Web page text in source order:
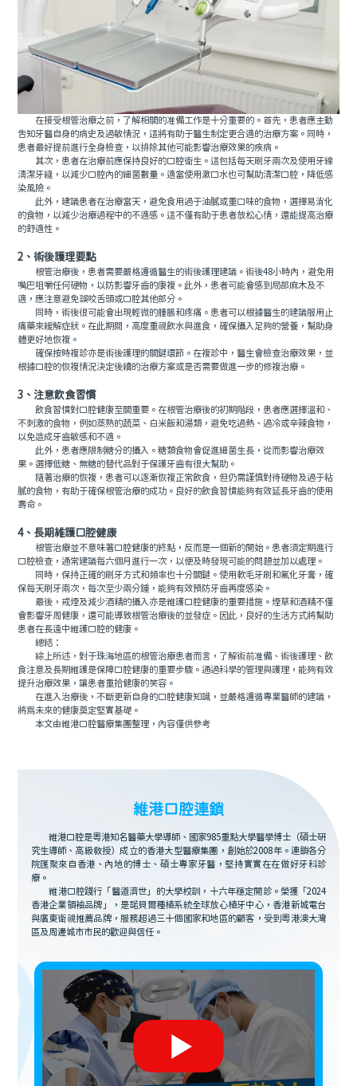
在接受根管治療之前，了解相關的准備工作是十分重要的。首先，患者應主動
告知牙醫自身的病史及過敏情況，這將有助于醫生制定更合適的治療方案。同時，
患者最好提前進行全身檢查，以排除其他可能影響治療效果的疾病。
其次，患者在治療前應保持良好的口腔衛生。這包括每天刷牙兩次及使用牙線
清潔牙縫，以減少口腔內的細菌數量。適當使用漱口水也可幫助清潔口腔，降低感
染風險。
此外，建議患者在治療當天，避免食用過于油膩或重口味的食物，選擇易消化
的食物，以減少治療過程中的不適感。這不僅有助于患者放松心情，還能提高治療
的舒適性。
2、術後護理要點
根管治療後，患者需要嚴格遵循醫生的術後護理建議。術後48小時內，避免用
嘴巴咀嚼任何硬物，以防影響牙齒的康複。此外，患者可能會感到局部麻木及不
適，應注意避免誤咬舌頭或口腔其他部分。
同時，術後很可能會出現輕微的腫脹和疼痛。患者可以根據醫生的建議服用止
痛藥來緩解症狀。在此期間，高度重視飲水與進食，確保攝入足夠的營養，幫助身
體更好地恢複。
確保按時複診亦是術後護理的關鍵環節。在複診中，醫生會檢查治療效果，並
根據口腔的恢複情況決定後續的治療方案或是否需要做進一步的修複治療。
3、注意飲食習慣
飲食習慣對口腔健康至關重要。在根管治療後的初期階段，患者應選擇溫和、
不刺激的食物，例如蒸熟的蔬菜、白米飯和湯類，避免吃過熱、過冷或辛辣食物，
以免造成牙齒敏感和不適。
此外，患者應限制糖分的攝入。糖類食物會促進細菌生長，從而影響治療效
果。選擇低糖、無糖的替代品對于保護牙齒有很大幫助。
隨著治療的恢複，患者可以逐漸恢複正常飲食，但仍需謹慎對待硬物及過于粘
膩的食物，有助于確保根管治療的成功。良好的飲食習慣能夠有效延長牙齒的使用
壽命。
4、長期維護口腔健康
根管治療並不意味著口腔健康的終點，反而是一個新的開始。患者須定期進行
口腔檢查，通常建議每六個月進行一次，以便及時發現可能的問題並加以處理。
同時，保持正確的刷牙方式和頻率也十分關鍵。使用軟毛牙刷和氟化牙膏，確
保每天刷牙兩次，每次至少兩分鍾，能夠有效預防牙齒再度感染。
最後，戒煙及減少酒精的攝入亦是維護口腔健康的重要措施。煙草和酒精不僅
會影響牙周健康，還可能導致根管治療後的並發症。因此，良好的生活方式將幫助
患者在長遠中維護口腔的健康。
總結：
綜上所述，對于珠海地區的根管治療患者而言，了解術前准備、術後護理、飲
食注意及長期維護是保障口腔健康的重要步驟。通過科學的管理與護理，能夠有效
提升治療效果，讓患者重拾健康的笑容。
在進入治療後，不斷更新自身的口腔健康知識，並嚴格遵循專業醫師的建議，
將爲未來的健康奠定堅實基礎。
本文由維港口腔醫療集團整理，內容僅供參考
維港口腔連鎖
維港口腔是粵港知名醫藥大學導師、國家985重點大學醫學博士（碩士研
究生導師、高級教授）成立的香港大型醫療集團，創始於2008年。連鎖各分
院匯聚來自香港、內地的博士、碩士專家牙醫，堅持實實在在做好牙科診
療。
維港口腔踐行「醫道濟世」的大學校訓，十六年穩定開診。榮獲「2024
香港企業領袖品牌」，是諾貝爾種植系統全球放心植牙中心，香港新城電台
與廣東衛視推薦品牌，服務超過三十個國家和地區的顧客，受到粵港澳大灣
區及周邊城市市民的歡迎與信任。